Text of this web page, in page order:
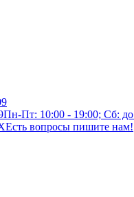
Пн-Пт: 10:00 - 19:00; Сб:
Есть вопросы пишите нам!